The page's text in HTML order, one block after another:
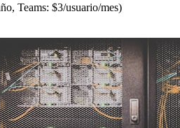
Teams: $3/usuario/mes)